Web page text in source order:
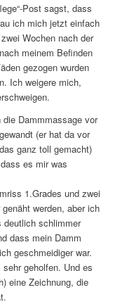
Post sagst, dass
ich mich jetzt einfach
Wochen nach der
meinem Befinden
gezogen wurden
Ich weigere mich,
Dammmassage vor
(er hat da vor
ganz toll gemacht)
es mir was
1.Grades und zwei
werden, aber ich
deutlich schlimmer
dass mein Damm
geschmeidiger war.
geholfen. Und es
eine Zeichnung, die